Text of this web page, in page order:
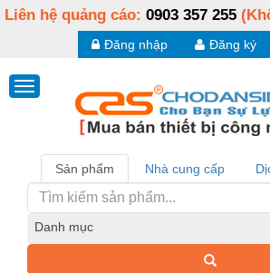
Liên hệ quảng cáo: 0903 357 255
Đăng ký
Đăng nhập
Sản phẩm Nhà cung cấp
Danh mục